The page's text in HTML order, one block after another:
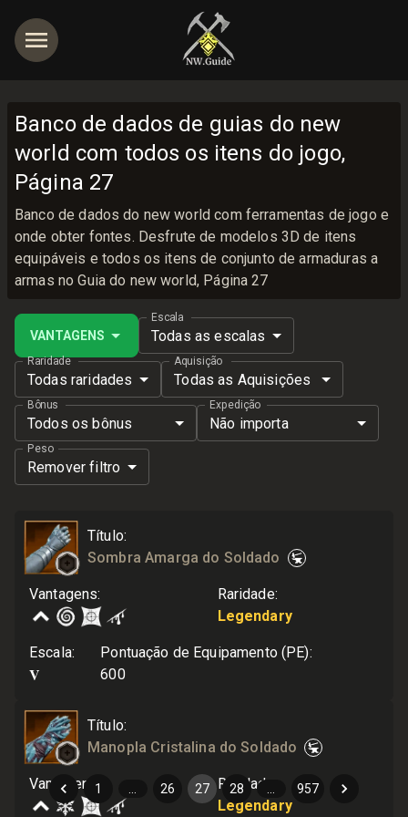
Banco de dados de guias do new
world com todos os itens do jogo,
Página 27
Banco de dados do new world com ferramentas de jogo e
onde obter fontes. Desfrute de modelos 3D de itens
equipáveis e todos os itens de conjunto de armaduras a
armas no Guia do new world, Página 27
VANTAGENS
Escala
Todas as escalas
Raridade
Todas raridades
Aquisição
Todas as Aquisições
Bônus
Todos os bônus
Expedição
Não importa
Peso
Remover filtro
Título:
Sombra Amarga do Soldado
Vantagens: Raridade:
Legendary
Escala:
V
Pontuação de Equipamento (PE):
600
Título:
Manopla Cristalina do Soldado
Vantagens: Raridade
Legendary
1 26 27 28 957